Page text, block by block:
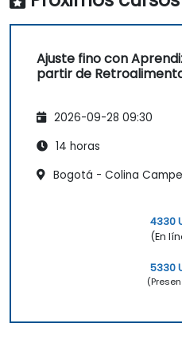
Ajuste fino con
partir de
2026-09-28 09:30
14 horas
Bogotá - Colina
4330
(En
5330